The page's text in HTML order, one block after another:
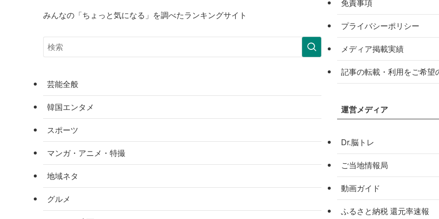
みんなの「ちょっと気になる」を調べたランキングサイト
芸能全般
韓国エンタメ
スポーツ
マンガ・アニメ・特撮
地域ネタ
グルメ
免責事項
プライバシーポリシー
メディア掲載実績
記事の転載・利用をご希望
運営メディア
Dr.脳トレ
ご当地情報局
動画ガイド
ふるさと納税 還元率速報